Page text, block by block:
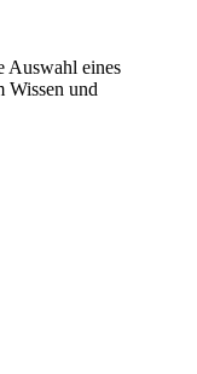
Auswahl eines
Wissen und